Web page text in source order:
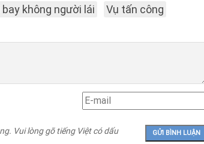
không người lái Vụ tấn công
Vui lòng gõ tiếng Việt có dấu